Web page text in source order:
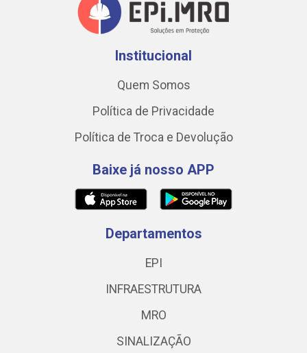
Institucional
Quem Somos
Política de Privacidade
Política de Troca e Devolução
Baixe já nosso APP
Departamentos
EPI
INFRAESTRUTURA
MRO
SINALIZAÇÃO